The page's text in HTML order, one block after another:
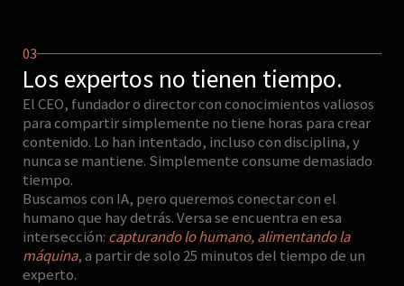
03
Los expertos no tienen tiempo.
El CEO, fundador o director con conocimientos valiosos
para compartir simplemente no tiene horas para crear
contenido. Lo han intentado, incluso con disciplina, y
nunca se mantiene. Simplemente consume demasiado
tiempo.
Buscamos con IA, pero queremos conectar con el
humano que hay detrás. Versa se encuentra en esa
intersección: capturando lo humano, alimentando la
máquina, a partir de solo 25 minutos del tiempo de un
experto.